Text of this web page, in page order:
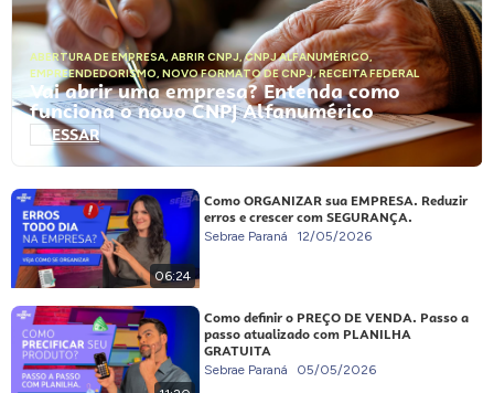
ABERTURA DE EMPRESA, ABRIR CNPJ,CNPJ ALFANUMÉRICO,
EMPREENDEDORISMO, NOVO FORMATO DE CNPJ,RECEITA FEDERAL
Vai abrir uma empresa? Entenda como
funciona o novo CNPJ Alfanumérico
ACESSAR
06:24
Como ORGANIZAR sua EMPRESA. Reduzir
erros e crescer com SEGURANÇA.
Sebrae Paraná 12/05/2026
Como definir o PREÇO DE VENDA. Passo a
passo atualizado com PLANILHA
GRATUITA
Sebrae Paraná 05/05/2026